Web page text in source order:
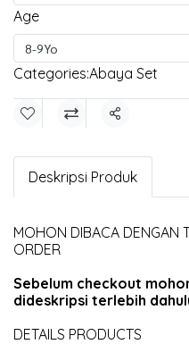
Age
8-9Yo
Categories:Abaya Set
Share
Deskripsi Produk
MOHON DIBACA DENGAN
ORDER
Sebelum checkout
dideskripsi terlebih
DETAILS PRODUCTS